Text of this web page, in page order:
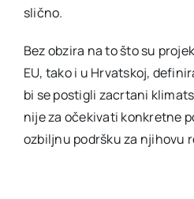
slično.
Bez obzira na to što su
EU, tako i u Hrvatskoj,
bi se postigli zacrtani
nije za očekivati konkretne
ozbiljnu podršku za njihovu